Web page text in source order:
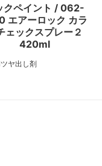
クペイント / 062-
エアーロック カラ
ェックスプレー２
420ml
ヤ出し剤